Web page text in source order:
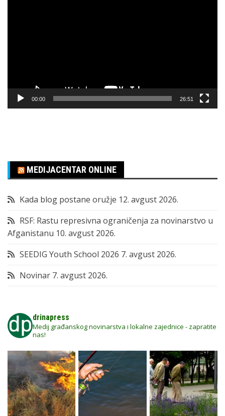
00:00 26:51
MEDIJACENTAR ONLINE
Kada blog postane oružje 12. avgust 2026.
RSF: Rastu represivna ograničenja za novinarstvo u
Afganistanu 10. avgust 2026.
SEEDIG Youth School 2026 7. avgust 2026.
Novinar 7. avgust 2026.
drinapress
Medij građanskog novinarstva i lokalne zajednice - zapratite
nas!